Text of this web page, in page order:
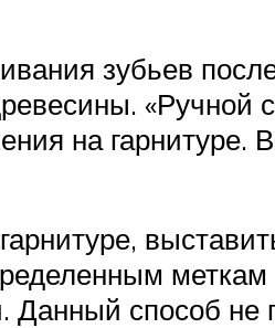
зубьев
«Ручной
на гарнитуре.
меткам
Данный способ не